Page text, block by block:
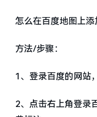
怎么在百度地图上添
方法/步骤：
1、登录百度的网站
2、点击右上角登录